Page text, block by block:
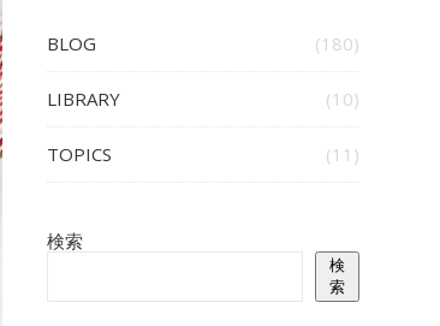
BLOG (180)
LIBRARY (10)
TOPICS (11)
検索
検
索